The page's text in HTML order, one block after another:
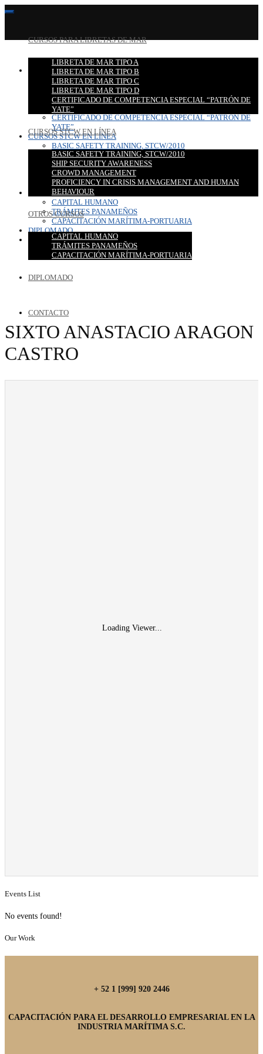
CURSOS PARA LIBRETAS DE MAR
LIBRETA DE MAR TIPO A
LIBRETA DE MAR TIPO B
LIBRETA DE MAR TIPO C
LIBRETA DE MAR TIPO D
CERTIFICADO DE COMPETENCIA ESPECIAL “PATRÓN DE
YATE”
CURSOS STCW EN LÍNEA
BASIC SAFETY TRAINING, STCW/2010
SHIP SECURITY AWARENESS
CROWD MANAGEMENT
PROFICIENCY IN CRISIS MANAGEMENT AND HUMAN
BEHAVIOUR
OTROS CURSOS
CAPITAL HUMANO
TRÁMITES PANAMEÑOS
CAPACITACIÓN MARÍTIMA-PORTUARIA
DIPLOMADO
CONTACTO
CURSOS PARA LIBRETAS DE MAR
LIBRETA DE MAR TIPO A
LIBRETA DE MAR TIPO B
LIBRETA DE MAR TIPO C
LIBRETA DE MAR TIPO D
CERTIFICADO DE COMPETENCIA ESPECIAL “PATRÓN DE
YATE”
CURSOS STCW EN LÍNEA
BASIC SAFETY TRAINING, STCW/2010
SHIP SECURITY AWARENESS
CROWD MANAGEMENT
PROFICIENCY IN CRISIS MANAGEMENT AND HUMAN
BEHAVIOUR
OTROS CURSOS
CAPITAL HUMANO
TRÁMITES PANAMEÑOS
CAPACITACIÓN MARÍTIMA-PORTUARIA
DIPLOMADO
CONTACTO
SIXTO ANASTACIO ARAGON
CASTRO
Loading Viewer...
Events List
No events found!
Our Work
+ 52 1 [999] 920 2446
CAPACITACIÓN PARA EL DESARROLLO EMPRESARIAL EN LA
INDUSTRIA MARÍTIMA S.C.